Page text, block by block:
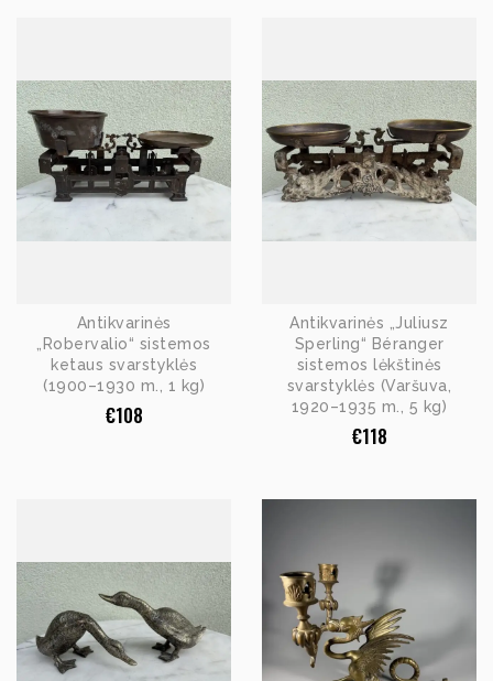
Antikvarinės
„Robervalio“ sistemos
ketaus svarstyklės
(1900–1930 m., 1 kg)
€108
Antikvarinės „Juliusz
Sperling“ Béranger
sistemos lėkštinės
svarstyklės (Varšuva,
1920–1935 m., 5 kg)
€118